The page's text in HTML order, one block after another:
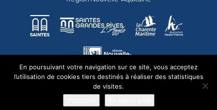
© 2026 - Tous droits réservés - apmac.fr - réalisation :
En poursuivant votre navigation sur ce site, vous acceptez
l’utilisation de cookies tiers destinés à réaliser des statistiques
de visites.